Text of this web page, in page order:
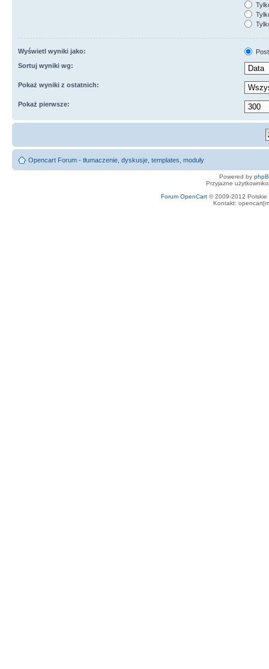
Wyświetl wyniki jako:
Sortuj wyniki wg:
Pokaż wyniki z ostatnich:
Pokaż pierwsze:
Opencart Forum - tłumaczenie, dyskusje, templates, moduły
Powered by
Przyjazne
Forum OpenCart© 2009-2012 Polskie
Kontakt: